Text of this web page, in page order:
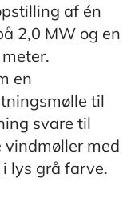
af én
2,0 MW og en
en
til
svare til
med
lys grå farve.